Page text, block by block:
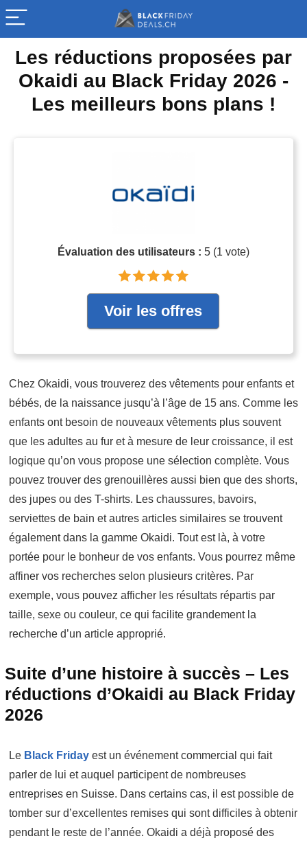
Les réductions proposées par
Okaidi au Black Friday 2026 -
Les meilleurs bons plans !
Évaluation des utilisateurs : 5 (1 vote)
Voir les offres
Chez Okaidi, vous trouverez des vêtements pour enfants et
bébés, de la naissance jusqu’à l’âge de 15 ans. Comme les
enfants ont besoin de nouveaux vêtements plus souvent
que les adultes au fur et à mesure de leur croissance, il est
logique qu’on vous propose une sélection complète. Vous
pouvez trouver des grenouillères aussi bien que des shorts,
des jupes ou des T-shirts. Les chaussures, bavoirs,
serviettes de bain et autres articles similaires se trouvent
également dans la gamme Okaidi. Tout est là, à votre
portée pour le bonheur de vos enfants. Vous pourrez même
affiner vos recherches selon plusieurs critères. Par
exemple, vous pouvez afficher les résultats répartis par
taille, sexe ou couleur, ce qui facilite grandement la
recherche d’un article approprié.
Suite d’une histoire à succès – Les
réductions d’Okaidi au Black Friday
2026
Le Black Friday est un événement commercial qui fait
parler de lui et auquel participent de nombreuses
entreprises en Suisse. Dans certains cas, il est possible de
tomber sur d’excellentes remises qui sont difficiles à obtenir
pendant le reste de l’année. Okaidi a déjà proposé des